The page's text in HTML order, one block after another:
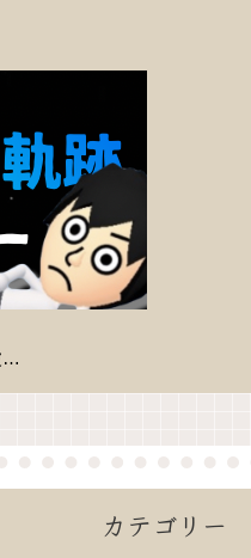
【ポケモン風波】現時点で判明している登場ポケモン一覧
カテゴリー